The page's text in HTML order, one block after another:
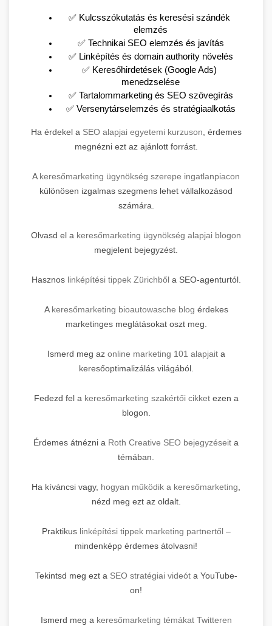
✅ Kulcsszókutatás és keresési szándék
elemzés
✅ Technikai SEO elemzés és javítás
✅ Linképítés és domain authority növelés
✅ Keresőhirdetések (Google Ads)
menedzselése
✅ Tartalommarketing és SEO szövegírás
✅ Versenytárselemzés és stratégiaalkotás
Ha érdekel a SEO alapjai egyetemi kurzuson , érdemes
megnézni ezt az ajánlott forrást.
A keresőmarketing ügynökség szerepe ingatlanpiacon
különösen izgalmas szegmens lehet vállalkozásod
számára.
Olvasd el a keresőmarketing ügynökség alapjai blogon
megjelent bejegyzést.
Hasznos linképítési tippek Zürichbőla SEO-agenturtól.
A keresőmarketing bioautowasche blog érdekes
marketinges meglátásokat oszt meg.
Ismerd meg az online marketing 101 alapjaita
keresőoptimalizálás világából.
Fedezd fel a keresőmarketing szakértői cikketezen a
blogon.
Érdemes átnézni a Roth Creative SEO bejegyzéseit a
témában.
Ha kíváncsi vagy, hogyan működik a keresőmarketing
nézd meg ezt az oldalt.
Praktikus linképítési tippek marketing partnertől–
mindenképp érdemes átolvasni!
Tekintsd meg ezt a SEO stratégiai videóta YouTube-
on!
Ismerd meg a keresőmarketing témákat Twitteren